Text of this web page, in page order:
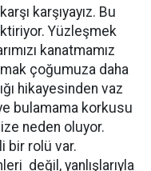
karşıyayız. Bu
Yüzleşmek
kanatmamız
çoğumuza daha
hikayesinden vaz
bulamama korkusu
neden oluyor.
bir rolü var.
değil, yanlışlarıyla